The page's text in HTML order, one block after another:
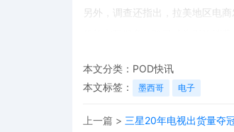
另外，调查还指出，拉美地区电
程等实际服务体验已成为影响消
够适应移动端的浏览习惯，方便
供更加便捷、高效的购物体验。
随着拉美电商市场的持续增长，
本文分类： POD快讯
本文标签：
墨西哥 电子
上一篇 > 三星20年电视出货量夺